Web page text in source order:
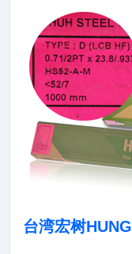
台湾宏树